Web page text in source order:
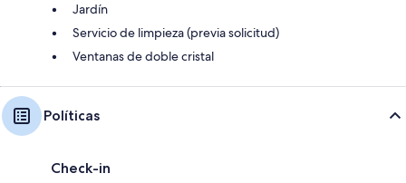
Jardín
Servicio de limpieza (previa solicitud)
Ventanas de doble cristal
Políticas
Check-in